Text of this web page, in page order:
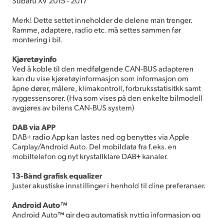
Merk! Dette settet inneholder de delene man trenger.
Ramme, adaptere, radio etc. må settes sammen før
montering i bil.
Kjøretøyinfo
Ved å koble til den medfølgende CAN-BUS adapteren
kan du vise kjøretøyinformasjon som informasjon om
åpne dører, målere, klimakontroll, forbruksstatisitkk samt
ryggessensorer. (Hva som vises på den enkelte bilmodell
avgjøres av bilens CAN-BUS system)
DAB via APP
DAB+ radio App kan lastes ned og benyttes via Apple
Carplay/Android Auto. Del mobildata fra f.eks. en
mobiltelefon og nyt krystallklare DAB+ kanaler.
13-Bånd grafisk equalizer
Juster akustiske innstillinger i henhold til dine preferanser.
Android Auto™
Android Auto™ gir deg automatisk nyttig informasjon og